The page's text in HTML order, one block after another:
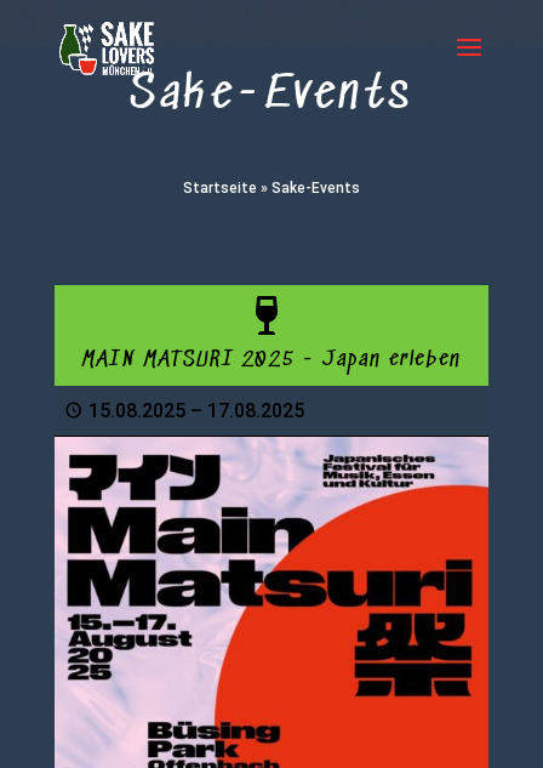
Sake-Events
Startseite » Sake-Events
MAIN MATSURI 2025 - Japan erleben
15.08.2025 – 17.08.2025